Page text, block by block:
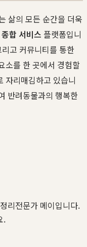
삶의 모든 순간을 더욱
합 서비스 플랫폼입니
고 커뮤니티를 통한
소를 한 곳에서 경험할
자리매김하고 있습니
반려동물과의 행복한
리전문가 메이입니다.
.